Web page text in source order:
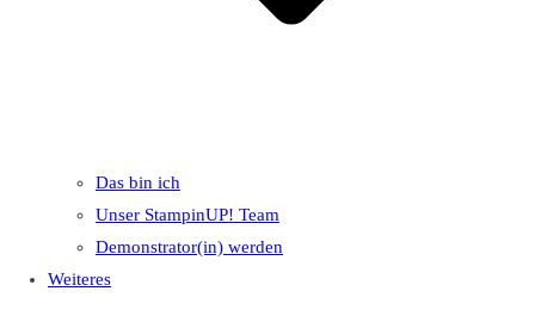
Das bin ich
Unser StampinUP! Team
Demonstrator(in) werden
Weiteres